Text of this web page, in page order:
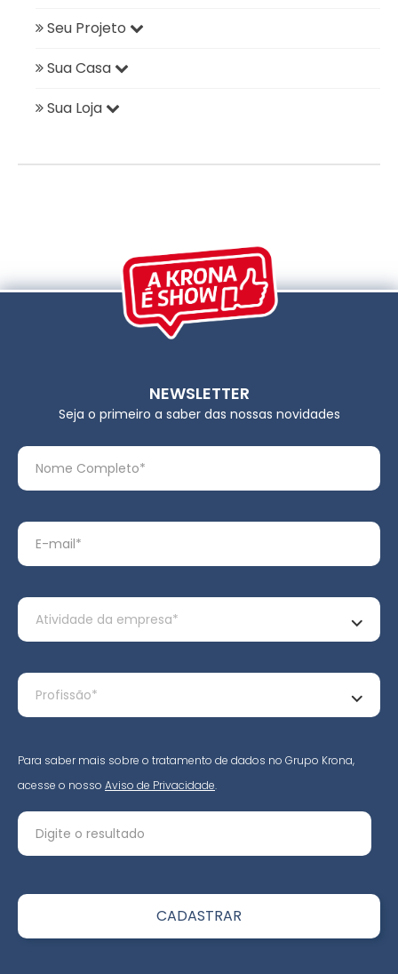
Seu Projeto
Sua Casa
Sua Loja
NEWSLETTER
Seja o primeiro a saber das nossas novidades
Para saber mais sobre o tratamento de dados no Grupo Krona,
acesse o nosso Aviso de Privacidade.